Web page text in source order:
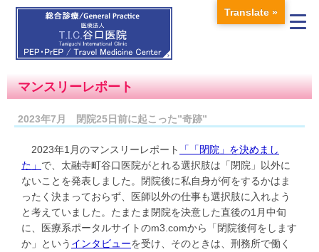
マンスリーレポート
2023年7月 閉院25日前に起こった”奇跡”
2023年1月のマンスリーレポート
「「閉院」を決めまし
た」 で、太融寺町谷口医院がとれる選択肢は「閉院」以外に
ないことを発表しました。閉院後に私自身が何をするかはま
ったく決まっておらず、医師以外の仕事も選択肢に入れよう
と考えていました。たまたま閉院を決意した直後の1月中旬
に、医療系ポータルサイトのm3.comから「閉院後何をします
か」という インタビューを受け、そのときは、刑務所で働く
Translate »